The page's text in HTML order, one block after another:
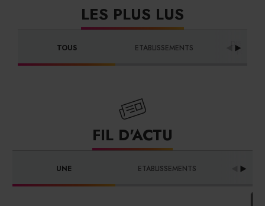
LES PLUS LUS
TOUS ETABLISSEMENTS
FIL D'ACTU
UNE ETABLISSEMENTS